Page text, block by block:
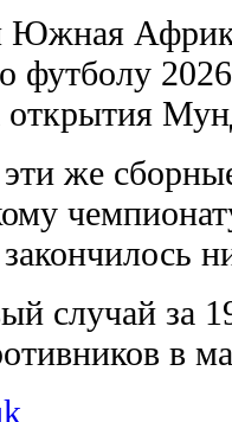
Южная
футболу
открытия
же
случай за
в